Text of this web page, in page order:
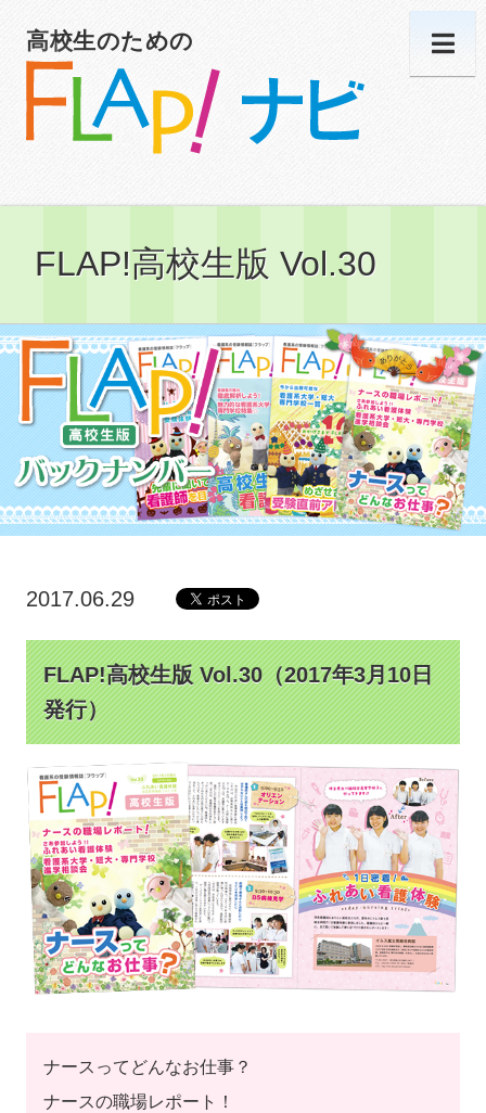
高校生のための
FLAP!高校生版 Vol.30
2017.06.29
FLAP!高校生版 Vol.30（2017年3月10日
発行）
ナースってどんなお仕事？
ナースの職場レポート！